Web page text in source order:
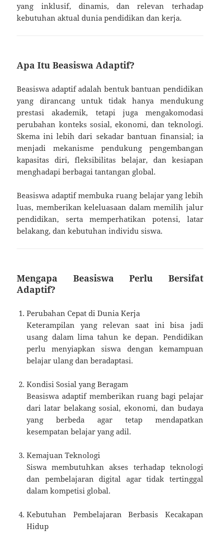
yang inklusif, dinamis, dan relevan terhadap
kebutuhan aktual dunia pendidikan dan kerja.
Apa Itu Beasiswa Adaptif?
Beasiswa adaptif adalah bentuk bantuan pendidikan
yang dirancang untuk tidak hanya mendukung
prestasi akademik, tetapi juga mengakomodasi
perubahan konteks sosial, ekonomi, dan teknologi.
Skema ini lebih dari sekadar bantuan finansial; ia
menjadi mekanisme pendukung pengembangan
kapasitas diri, fleksibilitas belajar, dan kesiapan
menghadapi berbagai tantangan global.
Beasiswa adaptif membuka ruang belajar yang lebih
luas, memberikan keleluasaan dalam memilih jalur
pendidikan, serta memperhatikan potensi, latar
belakang, dan kebutuhan individu siswa.
Mengapa Beasiswa Perlu Bersifat
Adaptif?
Perubahan Cepat di Dunia Kerja
Keterampilan yang relevan saat ini bisa jadi
usang dalam lima tahun ke depan. Pendidikan
perlu menyiapkan siswa dengan kemampuan
belajar ulang dan beradaptasi.
Kondisi Sosial yang Beragam
Beasiswa adaptif memberikan ruang bagi pelajar
dari latar belakang sosial, ekonomi, dan budaya
yang berbeda agar tetap mendapatkan
kesempatan belajar yang adil.
Kemajuan Teknologi
Siswa membutuhkan akses terhadap teknologi
dan pembelajaran digital agar tidak tertinggal
dalam kompetisi global.
Kebutuhan Pembelajaran Berbasis Kecakapan
Hidup